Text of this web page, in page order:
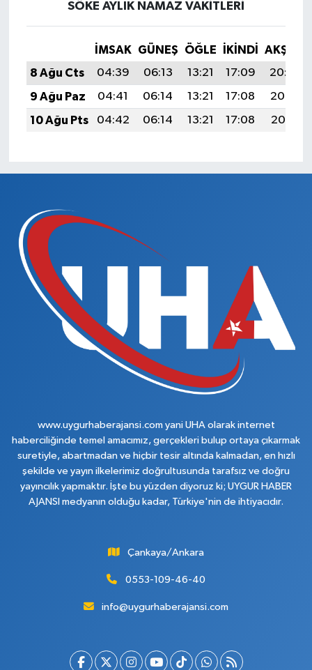
SÖKE AYLIK NAMAZ VAKITLERI
İMSAK GÜNEŞ ÖĞLE İKINDI
AKŞAM
8 Ağu Cts
04:39 06:13 13:21 17:09
20:20
9 Ağu Paz
04:41 06:14 13:21 17:08
20:19
10 Ağu Pts
04:42 06:14 13:21 17:08 20:17
www.uygurhaberajansi.com yani UHA olarak internet
haberciliğinde temel amacımız, gerçekleri bulup ortaya çıkarmak
suretiyle, abartmadan ve hiçbir tesir altında kalmadan, en hızlı
şekilde ve yayın ilkelerimiz doğrultusunda tarafsız ve doğru
yayıncılık yapmaktır. İşte bu yüzden diyoruz ki; UYGUR HABER
AJANSI medyanın olduğu kadar, Türkiye'nin de ihtiyacıdır.
Çankaya/Ankara
0553-109-46-40
info@uygurhaberajansi.com